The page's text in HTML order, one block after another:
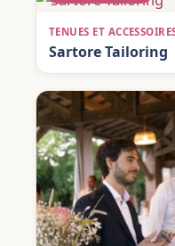
TENUES ET
Sartore Tailoring